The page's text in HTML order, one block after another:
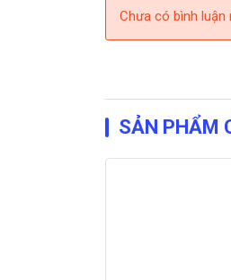
Chưa có bình luận
SẢN PHẨM